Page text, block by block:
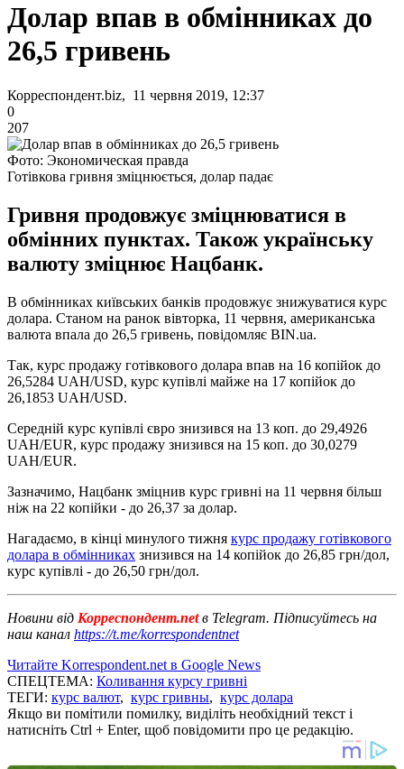
Долар впав в обмінниках до
26,5 гривень
Корреспондент.biz, 11 червня 2019, 12:37
0
207
Фото: Экономическая правда
Готівкова гривня зміцнюється, долар падає
Гривня продовжує зміцнюватися в
обмінних пунктах. Також українську
валюту зміцнює Нацбанк.
В обмінниках київських банків продовжує знижуватися курс
долара. Станом на ранок вівторка, 11 червня, американська
валюта впала до 26,5 гривень, повідомляє BIN.ua.
Так, курс продажу готівкового долара впав на 16 копійок до
26,5284 UAH/USD, курс купівлі майже на 17 копійок до
26,1853 UAH/USD.
Середній курс купівлі євро знизився на 13 коп. до 29,4926
UAH/EUR, курс продажу знизився на 15 коп. до 30,0279
UAH/EUR.
Зазначимо, Нацбанк зміцнив курс гривні на 11 червня більш
ніж на 22 копійки - до 26,37 за долар.
Нагадаємо, в кінці минулого тижня курс продажу готівкового
долара в обмінниках знизився на 14 копійок до 26,85 грн/дол,
курс купівлі - до 26,50 грн/дол.
Новини від Корреспондент.netв Telegram. Підписуйтесь на
наш канал https://t.me/korrespondentnet
Читайте Korrespondent.net в Google News
СПЕЦТЕМА: Коливання курсу гривні
ТЕГИ: курс валют, курс гривны, курс долара
Якщо ви помітили помилку, виділіть необхідний текст і
натисніть Ctrl + Enter, щоб повідомити про це редакцію.